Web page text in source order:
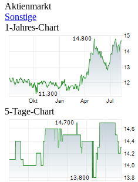
Aktienmarkt
Sonstige
1-Jahres-Chart
5-Tage-Chart